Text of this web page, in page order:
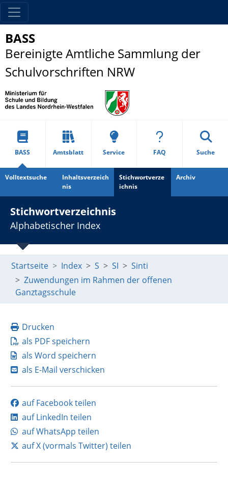
BASS
Bereinigte Amtliche Sammlung der
Schulvorschriften NRW
BASS Amtsblatt Service FAQ Suche
Volltextsuche
Inhaltsverzeich
nis
Stichwortverze
ichnis
Archiv
Stichwortverzeichnis
Alphabetischer Index
Startseite Index S SI
Sinti
Zuwendungen im Rahmen der offenen
Ganztagsschule
Drucken
als PDF speichern
als Word speichern
als E-Mail verschicken
auf Facebook teilen
auf LinkedIn teilen
auf WhatsApp teilen
auf X (vormals Twitter) teilen